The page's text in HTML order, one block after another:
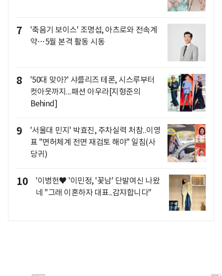
7
'축음기 보이스' 조명섭, 아츠로와 전속계
약…5월 본격 활동 시동
8
'50대 맞아?' 샤를리즈 테론, 시스루부터
컷아웃까지...패션 아우라[지형준의
Behind]
9
'서울대 민지' 박효진, 주차실력 처참..이영
표 "면허체계 전면 재검토 해야" 일침(사
당귀)
10
'이병헌♥ '이민정, '꽃남' 단발여신 나왔
네 "그래 이혼하자 대표..감쟈합니다"